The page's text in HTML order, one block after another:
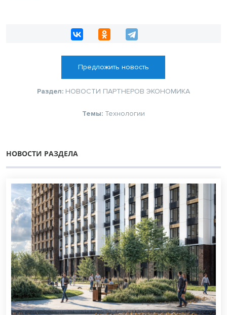
Предложить новость
Раздел: НОВОСТИ ПАРТНЕРОВ ЭКОНОМИКА
Темы: Технологии
НОВОСТИ РАЗДЕЛА